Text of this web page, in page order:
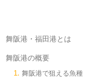
舞阪港・福田港とは
舞阪港の概要
舞阪港で狙える魚種